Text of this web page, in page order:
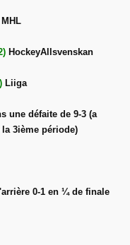
MHL
HockeyAllsvenskan
Liiga
une défaite de 9-3 (a
3ième période)
0-1 en ¼ de finale